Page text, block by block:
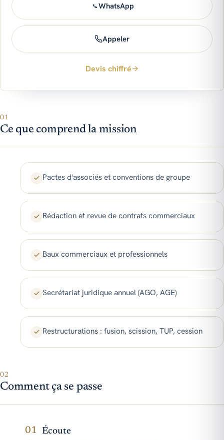
WhatsApp
Appeler
Devis chiffré
01
Ce que comprend la mission
Pactes d'associés et conventions de groupe
Rédaction et revue de contrats commerciaux
Baux commerciaux et professionnels
Secrétariat juridique annuel (AGO, AGE)
Restructurations : fusion, scission, TUP, cession
02
Comment ça se passe
01 Écoute